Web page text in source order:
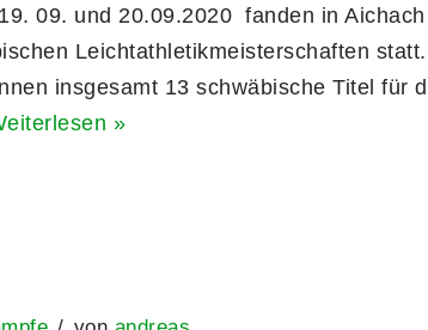
09. und 20.09.2020 fanden in Aichach
Leichtathletikmeisterschaften
insgesamt 13 schwäbische Titel für
»